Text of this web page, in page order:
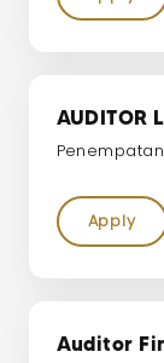
AUDITOR
Apply
Auditor